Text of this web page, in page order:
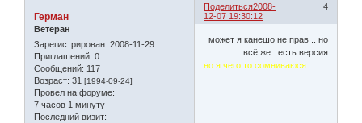
Поделиться 4
2008-
12-07 19:30:12
Герман
Ветеран
Зарегистрирован: 2008-11-29
Приглашений: 0
Сообщений: 117
Возраст: 31 [1994-09-24]
Провел на форуме:
7 часов 1 минуту
Последний визит:
может я канешо не прав .. но
всё же.. есть версия
но я чего то сомниваюся..